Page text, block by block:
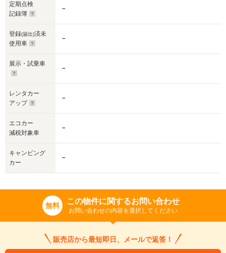
定期点検
記録簿
－
登録(届出)済未
使用車
－
展示・試乗車
－
レンタカー
アップ
－
エコカー
減税対象車
－
キャンピング
カー
－
無料 この物件に関するお問い合わせ
お問い合わせの内容を選択してください
販売店から最短即日、メールで返答！